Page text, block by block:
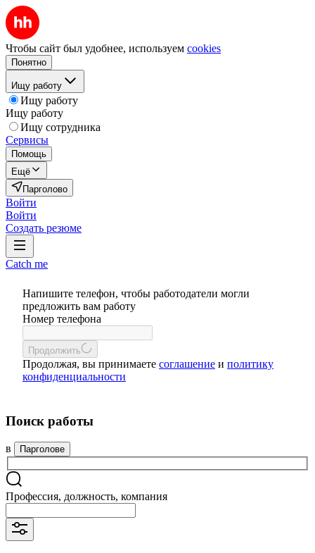
Чтобы сайт был удобнее, используем cookies
Понятно
Ищу работу
Ищу работу
Ищу работу
Ищу сотрудника
Сервисы
Помощь
Ещё
Парголово
Войти
Войти
Создать резюме
Catch me
Напишите телефон, чтобы работодатели могли
предложить вам работу
Номер телефона
Продолжить
Продолжая, вы принимаете соглашение и политику
конфиденциальности
Поиск работы
в Парголове
Профессия, должность, компания